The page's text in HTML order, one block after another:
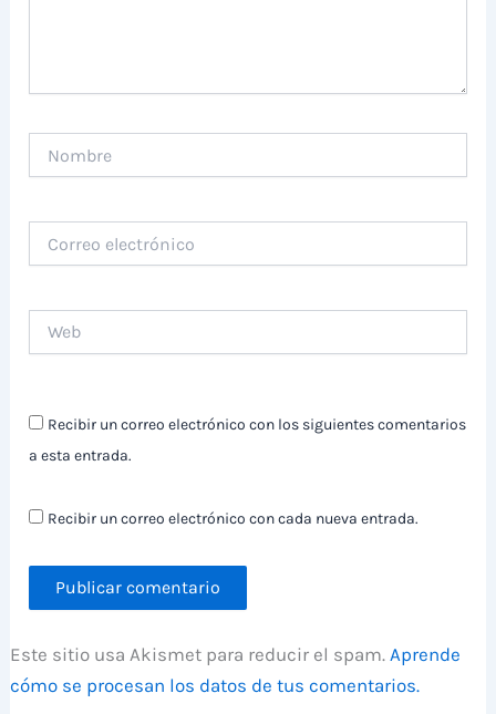
electrónico
Recibir un correo electrónico con los siguientes comentarios
a esta entrada.
Recibir un correo electrónico con cada nueva entrada.
Este sitio usa Akismet para reducir el spam. Aprende
cómo se procesan los datos de tus comentarios.